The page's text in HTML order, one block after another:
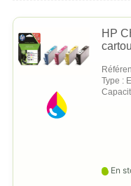
HP
Type :
En